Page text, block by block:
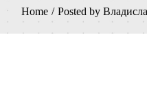
Home Posted by